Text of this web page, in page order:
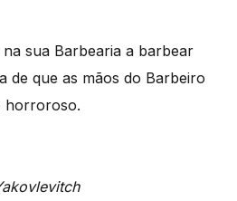
sua Barbearia a barbear
de que as mãos do Barbeiro
horroroso.